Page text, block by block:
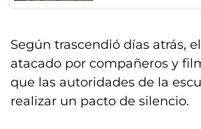
Según trascendió días atrás,
atacado por compañeros y
que las autoridades de la
realizar un pacto de silencio.